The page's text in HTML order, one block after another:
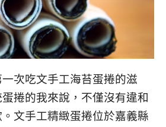
次吃文手工海苔蛋捲的滋
捲的我來說，不僅沒有違和
文手工精緻蛋捲位於嘉義縣